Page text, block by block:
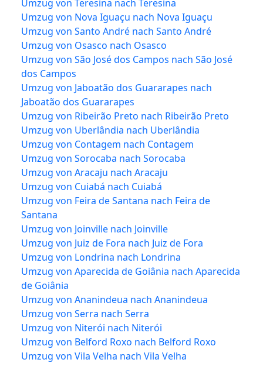
Umzug von Teresina nach Teresina
Umzug von Nova Iguaçu nach Nova Iguaçu
Umzug von Santo André nach Santo André
Umzug von Osasco nach Osasco
Umzug von São José dos Campos nach São José
dos Campos
Umzug von Jaboatão dos Guararapes nach
Jaboatão dos Guararapes
Umzug von Ribeirão Preto nach Ribeirão Preto
Umzug von Uberlândia nach Uberlândia
Umzug von Contagem nach Contagem
Umzug von Sorocaba nach Sorocaba
Umzug von Aracaju nach Aracaju
Umzug von Cuiabá nach Cuiabá
Umzug von Feira de Santana nach Feira de
Santana
Umzug von Joinville nach Joinville
Umzug von Juiz de Fora nach Juiz de Fora
Umzug von Londrina nach Londrina
Umzug von Aparecida de Goiânia nach Aparecida
de Goiânia
Umzug von Ananindeua nach Ananindeua
Umzug von Serra nach Serra
Umzug von Niterói nach Niterói
Umzug von Belford Roxo nach Belford Roxo
Umzug von Vila Velha nach Vila Velha